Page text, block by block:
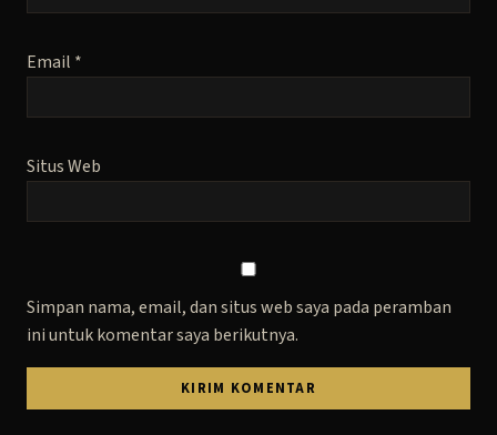
Email *
Situs Web
Simpan nama, email, dan situs web saya pada peramban
ini untuk komentar saya berikutnya.